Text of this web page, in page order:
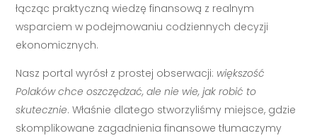
łącząc praktyczną wiedzę finansową z realnym
wsparciem w podejmowaniu codziennych decyzji
ekonomicznych.
Nasz portal wyrósł z prostej obserwacji: większość
Polaków chce oszczędzać, ale nie wie, jak robić to
skutecznie. Właśnie dlatego stworzyliśmy miejsce, gdzie
skomplikowane zagadnienia finansowe tłumaczymy